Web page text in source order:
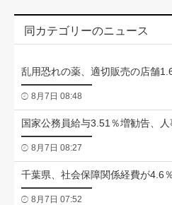
同カテゴリーのニュース
乱用恐れの薬、適切販売の店舗
8月7日 08:48
国家公務員給与3.51％増勧告、人
8月7日 08:27
千葉県、社会保障関係経費が
8月7日 07:52